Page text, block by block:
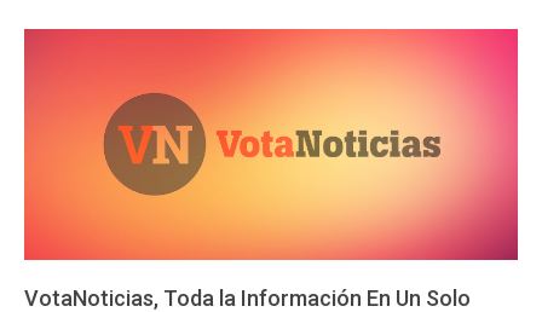
VotaNoticias, Toda la Información En Un Solo